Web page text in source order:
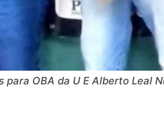
para OBA da U E Alberto Leal